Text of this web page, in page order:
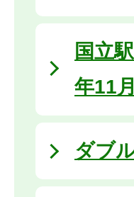
国立
年11
ダブ